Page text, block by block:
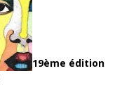
19ème édition